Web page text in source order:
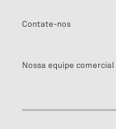
Contate-nos
Nossa equipe comercial